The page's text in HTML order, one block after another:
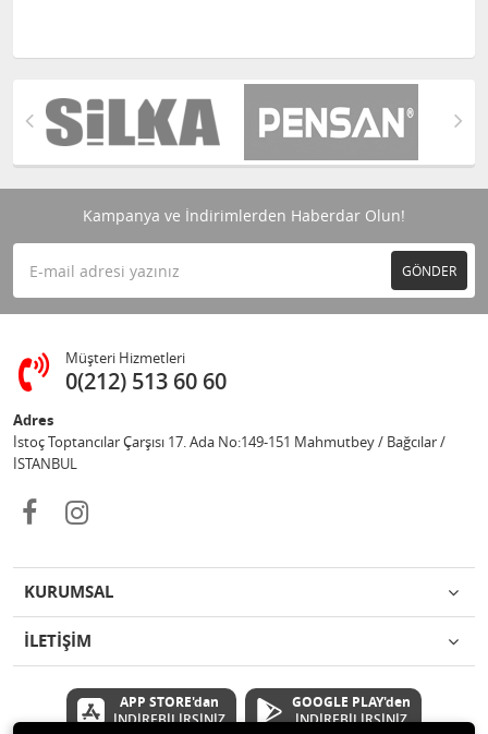
Kampanya ve İndirimlerden Haberdar Olun!
GÖNDER
Müşteri Hizmetleri
0(212) 513 60 60
Adres
İstoç Toptancılar Çarşısı 17. Ada No:149-151 Mahmutbey / Bağcılar /
İSTANBUL
KURUMSAL
İLETİŞİM
APP STORE'dan
İNDİREBİLİRSİNİZ
GOOGLE PLAY'den
İNDİREBİLİRSİNİZ